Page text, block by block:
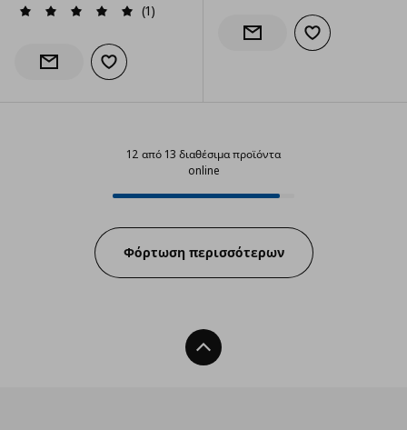
(1)
Ενημέρωση διαθεσιμότητας
Προσθήκη στα αγαπημένα
Ενημέρωση διαθεσιμότητας
Προσθήκη στα
12 από 13 διαθέσιμα προϊόντα
online
12 από 13 διαθέσιμα προϊόντα
Progress:
Φόρτωση περισσότερων
Back To Top